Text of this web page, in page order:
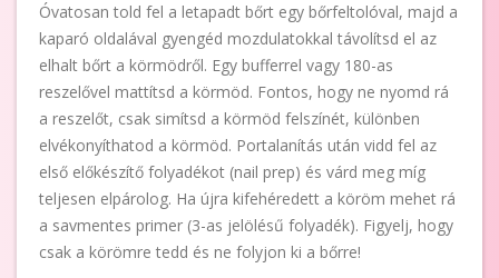
Óvatosan told fel a letapadt bőrt egy bőrfeltolóval, majd a
kaparó oldalával gyengéd mozdulatokkal távolítsd el az
elhalt bőrt a körmödről. Egy bufferrel vagy 180-as
reszelővel mattítsd a körmöd. Fontos, hogy ne nyomd rá
a reszelőt, csak simítsd a körmöd felszínét, különben
elvékonyíthatod a körmöd. Portalanítás után vidd fel az
első előkészítő folyadékot (nail prep) és várd meg míg
teljesen elpárolog. Ha újra kifehéredett a köröm mehet rá
a savmentes primer (3-as jelölésű folyadék). Figyelj, hogy
csak a körömre tedd és ne folyjon ki a bőrre!